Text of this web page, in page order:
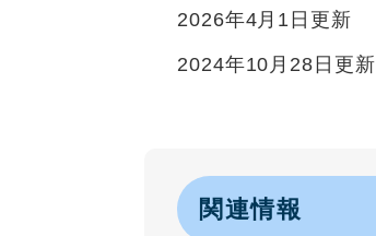
2026年4月1日更新
2024年10月28日更新
関連情報